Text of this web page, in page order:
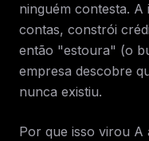
ninguém contesta. A
contas, constrói
então "estoura" (o
empresa descobre
nunca existiu.
Por que isso virou A